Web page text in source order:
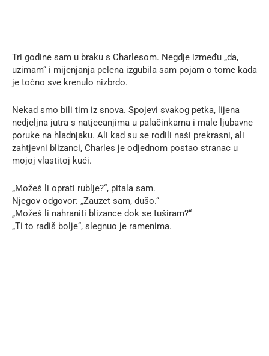
Tri godine sam u braku s Charlesom. Negdje između „da,
uzimam“ i mijenjanja pelena izgubila sam pojam o tome kada
je točno sve krenulo nizbrdo.
Nekad smo bili tim iz snova. Spojevi svakog petka, lijena
nedjeljna jutra s natjecanjima u palačinkama i male ljubavne
poruke na hladnjaku. Ali kad su se rodili naši prekrasni, ali
zahtjevni blizanci, Charles je odjednom postao stranac u
mojoj vlastitoj kući.
„Možeš li oprati rublje?“, pitala sam.
Njegov odgovor: „Zauzet sam, dušo.“
„Možeš li nahraniti blizance dok se tuširam?“
„Ti to radiš bolje“, slegnuo je ramenima.